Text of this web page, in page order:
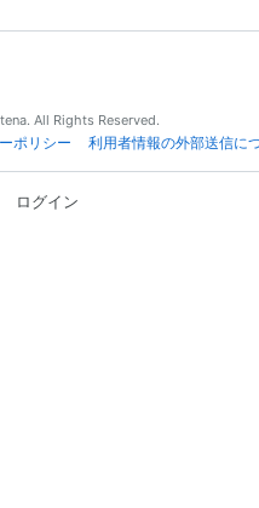
All Rights Reserved.
ポリシー 利用者情報の外部送信に
ログイン